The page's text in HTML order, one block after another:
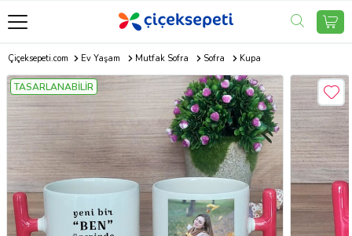
Çiçeksepeti.com Ev Yaşam Mutfak Sofra Sofra Kupa
TASARLANABİLİR